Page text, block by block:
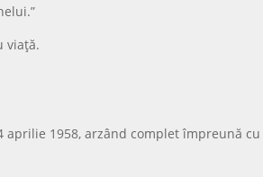
viață.
1958, arzând complet împreună cu